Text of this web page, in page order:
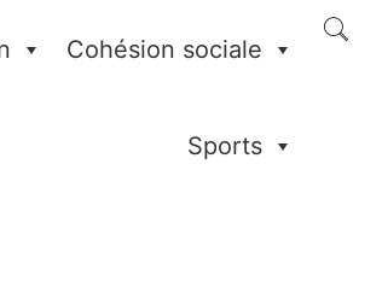
Cohésion sociale
Sports